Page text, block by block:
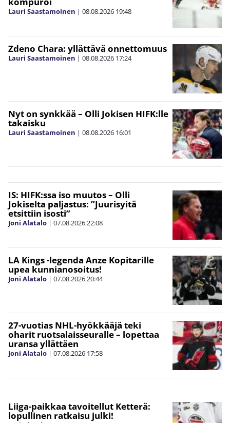
Lauri Saastamoinen | 08.08.2026 19:48
Zdeno Chara: yllättävä onnettomuus
Lauri Saastamoinen | 08.08.2026 17:24
Nyt on synkkää – Olli Jokisen HIFK:lle
takaisku
Lauri Saastamoinen | 08.08.2026 16:01
IS: HIFK:ssa iso muutos – Olli
Jokiselta paljastus: ”Juurisyitä
etsittiin isosti”
Joni Alatalo | 07.08.202622:08
LA Kings -legenda Anze Kopitarille
upea kunnianosoitus!
Joni Alatalo | 07.08.202620:44
27-vuotias NHL-hyökkääjä teki
oharit ruotsalaisseuralle – lopettaa
uransa yllättäen
Joni Alatalo | 07.08.2026 17:58
Liiga-paikkaa tavoitellut Ketterä:
lopullinen ratkaisu julki!